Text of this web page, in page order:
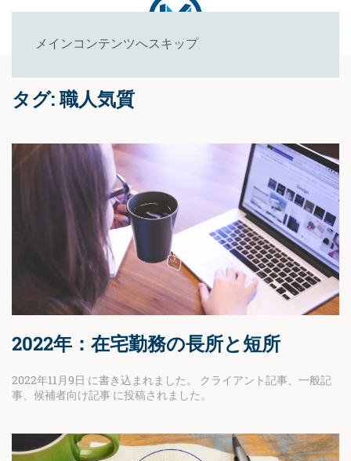
メインコンテンツへスキップ
タグ:職人気質
2022年：在宅勤務の長所と短所
2022年11月9日 に書き込まれました。 クライアント記事
一般記
事
候補者向け記事 に投稿されました。